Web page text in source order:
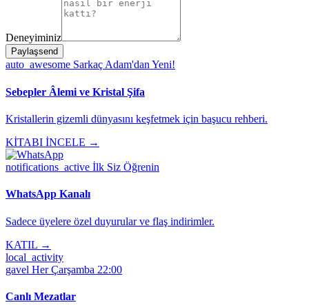
Deneyiminiz
Paylaşsend
auto_awesome Sarkaç Adam'dan Yeni!
Sebepler Âlemi ve Kristal Şifa
Kristallerin gizemli dünyasını keşfetmek için başucu rehberi.
KİTABI İNCELE →
notifications_active İlk Siz Öğrenin
WhatsApp Kanalı
Sadece üyelere özel duyurular ve flaş indirimler.
KATIL →
local_activity
gavel Her Çarşamba 22:00
Canlı Mezatlar